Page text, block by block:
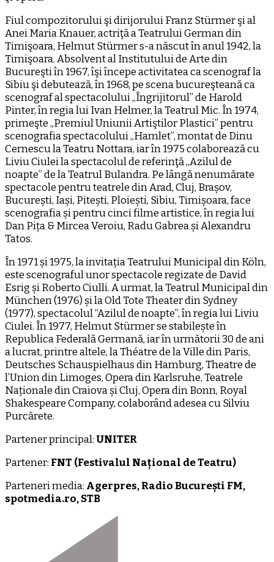
Fiul compozitorului şi dirijorului Franz Stürmer şi al
Anei Maria Knauer, actriţă a Teatrului German din
Timişoara, Helmut Stürmer s-a născut în anul 1942, la
Timişoara. Absolvent al Institutului de Arte din
Bucureşti în 1967, îşi începe activitatea ca scenograf la
Sibiu şi debutează, în 1968, pe scena bucureşteană ca
scenograf al spectacolului „Îngrijitorul” de Harold
Pinter, în regia lui Ivan Helmer, la Teatrul Mic. În 1974,
primeşte „Premiul Uniunii Artiştilor Plastici” pentru
scenografia spectacolului „Hamlet”, montat de Dinu
Cernescu la Teatru Nottara, iar în 1975 colaborează cu
Liviu Ciulei la spectacolul de referinţă „Azilul de
noapte” de la Teatrul Bulandra. Pe lângă nenumărate
spectacole pentru teatrele din Arad, Cluj, Brașov,
București, Iași, Pitești, Ploiești, Sibiu, Timișoara, face
scenografia și pentru cinci filme artistice, în regia lui
Dan Pița & Mircea Veroiu, Radu Gabrea și Alexandru
Tatos.
În 1971 și 1975, la invitația Teatrului Municipal din Köln,
este scenograful unor spectacole regizate de David
Esrig și Roberto Ciulli. A urmat, la Teatrul Municipal din
München (1976) și la Old Tote Theater din Sydney
(1977), spectacolul “Azilul de noapte”, în regia lui Liviu
Ciulei. În 1977, Helmut Stürmer se stabilește în
Republica Federală Germană, iar în următorii 30 de ani
a lucrat, printre altele, la Théatre de la Ville din Paris,
Deutsches Schauspielhaus din Hamburg, Theatre de
l’Union din Limoges, Opera din Karlsruhe, Teatrele
Naționale din Craiova și Cluj, Opera din Bonn, Royal
Shakespeare Company, colaborând adesea cu Silviu
Purcărete.
Partener principal:UNITER
Partener: FNT (Festivalul Național de Teatru)
Parteneri media: Agerpres, Radio București FM,
spotmedia.ro, STB